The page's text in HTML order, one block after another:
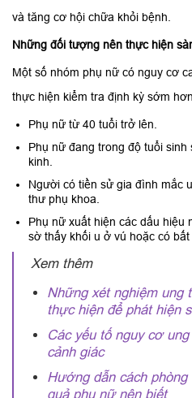
và tăng cơ hội chữa khỏi bệnh.
Những đối tượng nên thực hiện
Một số nhóm phụ nữ có nguy cơ
thực hiện kiểm tra định kỳ sớm
Phụ nữ từ 40 tuổi trở lên.
Phụ nữ đang trong độ tuổi
kinh.
Người có tiền sử gia đình mắc
thư phụ khoa.
Phụ nữ xuất hiện các dấu hiệu
sờ thấy khối u ở vú hoặc có
Xem thêm
Những xét nghiệm ung
thực hiện để phát hiện
Các yếu tố nguy cơ
cảnh giác
Hướng dẫn cách
quả phụ nữ nên biết